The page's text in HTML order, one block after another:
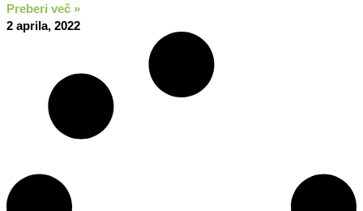
Preberi več »
2 aprila, 2022